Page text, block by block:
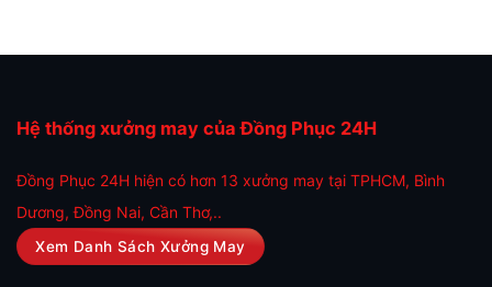
Hệ thống xưởng may của Đồng Phục 24H
Đồng Phục 24H hiện có hơn 13 xưởng may tại TPHCM, Bình
Dương, Đồng Nai, Cần Thơ,..
Xem Danh Sách Xưởng May